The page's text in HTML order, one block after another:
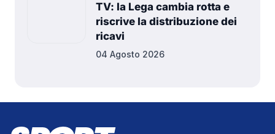
TV: la Lega cambia rotta e
riscrive la distribuzione dei
ricavi
04 Agosto 2026